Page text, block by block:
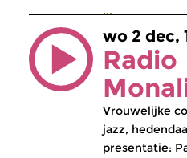
...
wo 2 dec,
Radio
Vrouwelijke
jazz,
presentatie: